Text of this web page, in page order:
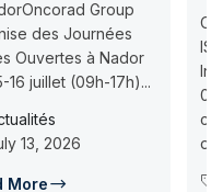
Concours d’accès L1
Inscription jusqu’au 2026-
07-18ISMAC ouvre les
candidatures au concours
d’accès en L1 pour...
Concours Post-Bac